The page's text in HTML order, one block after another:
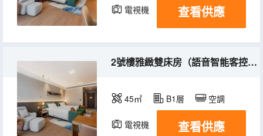
電視機 查看供應
2號樓雅緻雙床房（語音智能客控+輕智能馬桶）
45㎡ B1層 空調
電視機 查看供應